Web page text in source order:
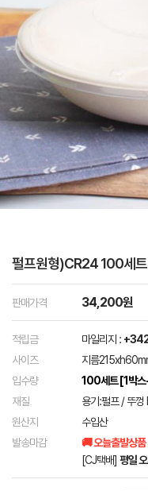
펄프원형)CR24 100세트
판매가격 34,200원
적립금 마일리지 :
사이즈
지름
입수량
100세트 [1박
재질
용기:펄프 / 뚜껑
원산지
수입산
발송마감
🚚 오늘출발상품
[CJ택배] 평일